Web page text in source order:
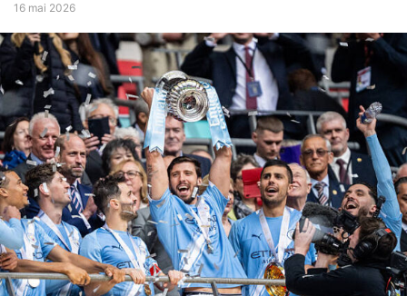
16 mai 2026